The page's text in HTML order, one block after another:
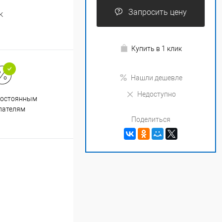
Супер срочная доставка в
Запросить цену
Купить в 1 клик
Нашли дешевле
Недоступно
Поделиться